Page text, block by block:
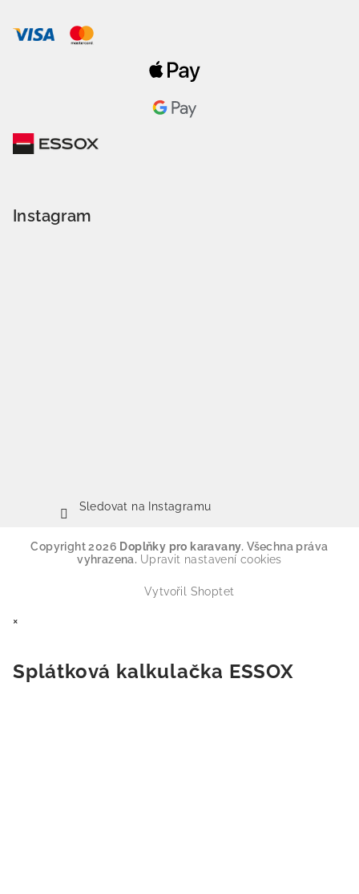
Instagram
Sledovat na Instagramu
Copyright 2026 Doplňky pro karavany. Všechna práva
vyhrazena. Upravit nastavení cookies
Vytvořil Shoptet
×
Splátková kalkulačka ESSOX